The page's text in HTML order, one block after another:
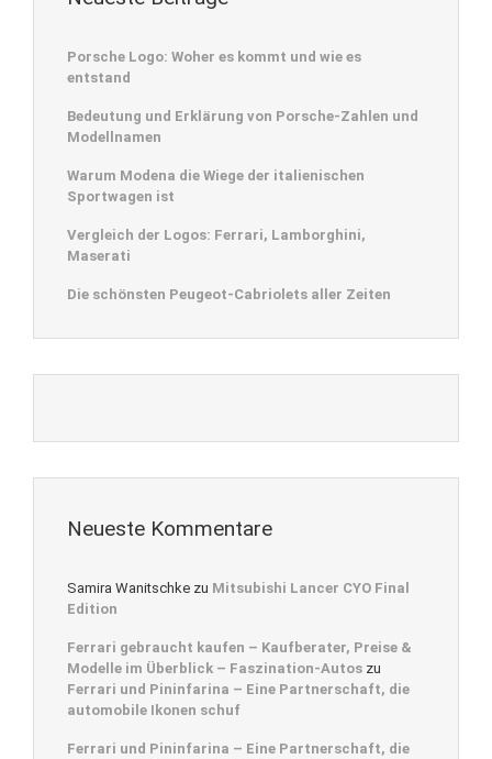
Porsche Logo: Woher es kommt und wie es
entstand
Bedeutung und Erklärung von Porsche-Zahlen und
Modellnamen
Warum Modena die Wiege der italienischen
Sportwagen ist
Vergleich der Logos: Ferrari, Lamborghini,
Maserati
Die schönsten Peugeot-Cabriolets aller Zeiten
Neueste Kommentare
Samira Wanitschke zu Mitsubishi Lancer CYO Final
Edition
Ferrari gebraucht kaufen – Kaufberater, Preise &
Modelle im Überblick – Faszination-Autos zu
Ferrari und Pininfarina – Eine Partnerschaft, die
automobile Ikonen schuf
Ferrari und Pininfarina – Eine Partnerschaft, die